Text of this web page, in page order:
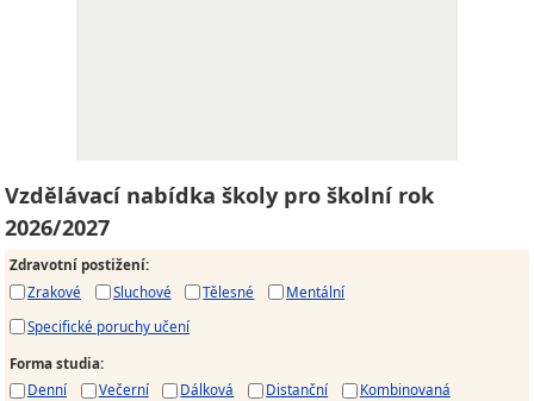
Vzdělávací nabídka školy pro školní rok
2026/2027
Zdravotní postižení:
Zrakové
Sluchové Tělesné
Mentální
Specifické poruchy učení
Forma studia:
Denní
Večerní Dálková Distanční Kombinovaná